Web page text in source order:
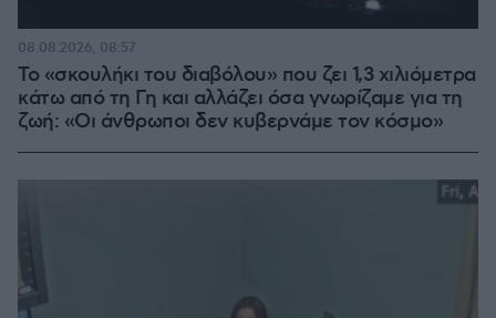
Το «σκουλήκι του διαβόλου» που ζει 1,3 χιλιόμετρα
κάτω από τη Γη και αλλάζει όσα γνωρίζαμε για τη
ζωή: «Οι άνθρωποι δεν κυβερνάμε τον κόσμο»
08.08.2026, 08:57